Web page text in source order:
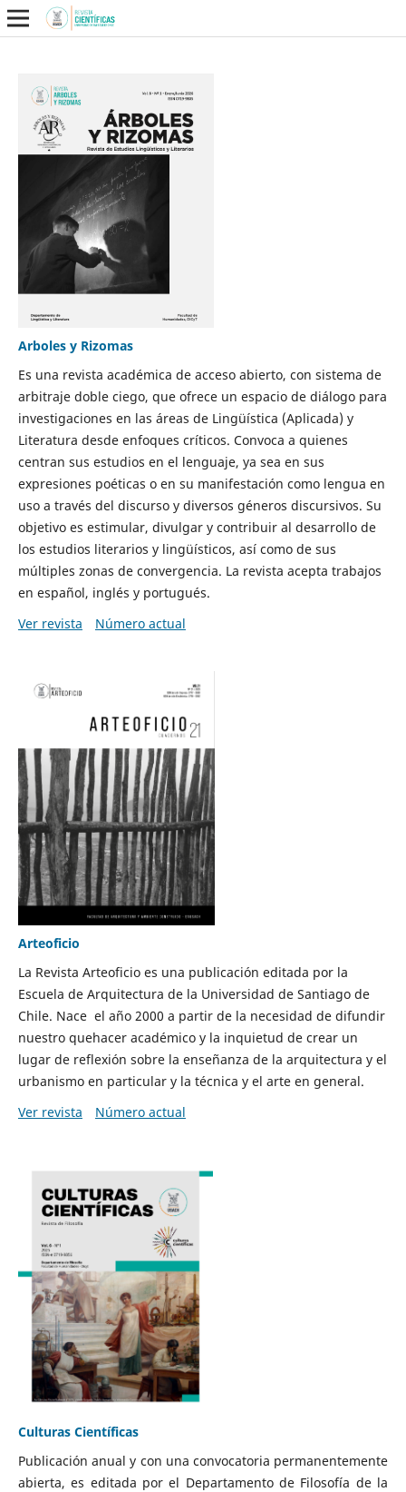
Arboles y Rizomas
Es una revista académica de acceso abierto, con sistema de
arbitraje doble ciego, que ofrece un espacio de diálogo para
investigaciones en las áreas de Lingüística (Aplicada) y
Literatura desde enfoques críticos. Convoca a quienes
centran sus estudios en el lenguaje, ya sea en sus
expresiones poéticas o en su manifestación como lengua en
uso a través del discurso y diversos géneros discursivos. Su
objetivo es estimular, divulgar y contribuir al desarrollo de
los estudios literarios y lingüísticos, así como de sus
múltiples zonas de convergencia. La revista acepta trabajos
en español, inglés y portugués.
Ver revista
Número actual
Arteoficio
La Revista Arteoficio es una publicación editada por la
Escuela de Arquitectura de la Universidad de Santiago de
Chile. Nace el año 2000 a partir de la necesidad de difundir
nuestro quehacer académico y la inquietud de crear un
lugar de reflexión sobre la enseñanza de la arquitectura y el
urbanismo en particular y la técnica y el arte en general.
Ver revista
Número actual
Culturas Científicas
Publicación anual y con una convocatoria permanentemente
abierta, es editada por el Departamento de Filosofía de la